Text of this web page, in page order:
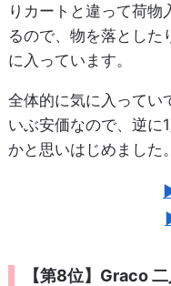
りカートと違って荷物
るので、物を落とした
に入っています。
全体的に気に入ってい
いぶ安価なので、逆に
かと思いはじめました。
【第8位】Graco